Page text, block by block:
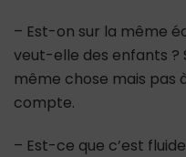
– Est-on sur la même
veut-elle des enfants ?
même chose mais pas
compte.
– Est-ce que c’est